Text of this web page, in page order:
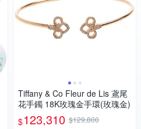
Tiffany & Co Fleur de Lis 鳶尾
花手鐲 18K玫瑰金手環(玫瑰金)
$123,310 $129,800